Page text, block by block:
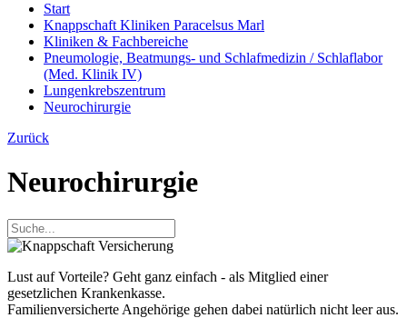
Start
Knappschaft Kliniken Paracelsus Marl
Kliniken & Fachbereiche
Pneumologie, Beatmungs- und Schlafmedizin / Schlaflabor
(Med. Klinik IV)
Lungenkrebszentrum
Neurochirurgie
Zurück
Neurochirurgie
Lust auf Vorteile? Geht ganz einfach - als Mitglied einer
gesetzlichen Krankenkasse.
Familienversicherte Angehörige gehen dabei natürlich nicht leer aus.